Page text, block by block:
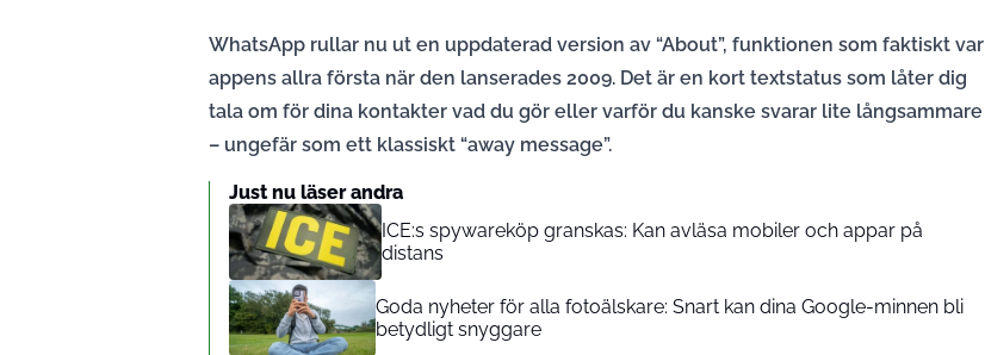
WhatsApp rullar nu ut en uppdaterad version av “About”, funktionen som faktiskt var
appens allra första när den lanserades 2009. Det är en kort textstatus som låter dig
tala om för dina kontakter vad du gör eller varför du kanske svarar lite långsammare
– ungefär som ett klassiskt “away message”.
Just nu läser andra
ICE:s spywareköp granskas: Kan avläsa mobiler och appar på
distans
Goda nyheter för alla fotoälskare: Snart kan dina Google-minnen bli
betydligt snyggare